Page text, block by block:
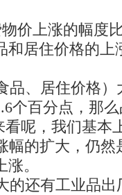
价上涨的幅度
和居住价格的上
、居住价格）
个百分点，那
看呢，我们基本
幅的扩大，仍
。
还有工业品出